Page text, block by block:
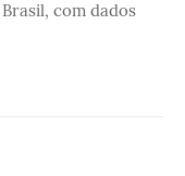
com dados